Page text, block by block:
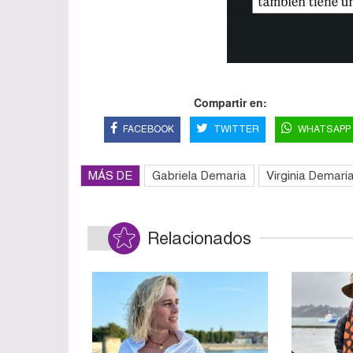
Compartir en:
FACEBOOK TWITTER WHATSAPP
MÁS DE Gabriela Demaria Virginia
Relacionados